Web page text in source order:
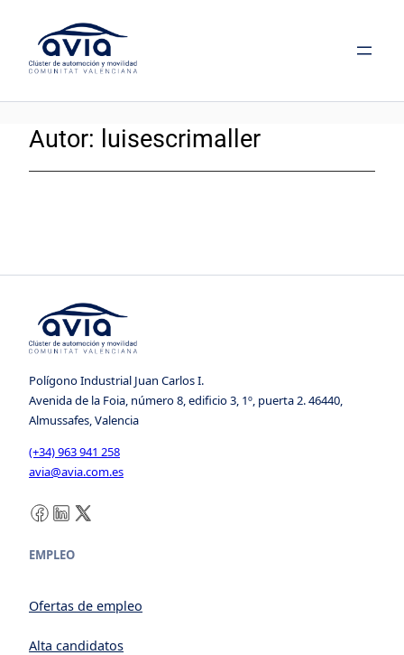
contenido
Autor: luisescrimaller
Polígono Industrial Juan Carlos I.
Avenida de la Foia, número 8, edificio 3, 1º, puerta 2. 46440,
Almussafes, Valencia
(+34) 963 941 258
avia@avia.com.es
Facebook LinkedIn X
EMPLEO
Ofertas de empleo
Alta candidatos